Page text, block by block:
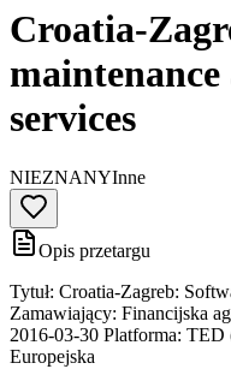
Croatia-
services
NIEZNANYInne
Opis przetargu
Tytuł: Croatia-Zagreb:
Zamawiający: Financijska
2016-03-30 Platforma:
Europejska